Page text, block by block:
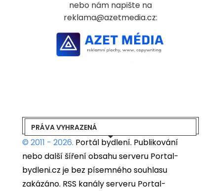
nebo nám napište na
reklama@azetmedia.cz:
PRÁVA VYHRAZENÁ
© 2011 - 2026. Portál bydlení. Publikování
nebo další šíření obsahu serveru Portal-
bydleni.cz je bez písemného souhlasu
zakázáno. RSS kanály serveru Portal-